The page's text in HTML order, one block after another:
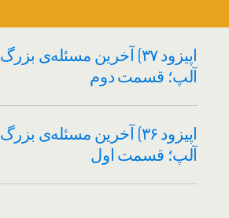
اپیزود ۳۷) آخرین مسئله‌ی بزرگ
آلپ؛ قسمت دوم
اپیزود ۳۶) آخرین مسئله‌ی بزرگ
آلپ؛ قسمت اول